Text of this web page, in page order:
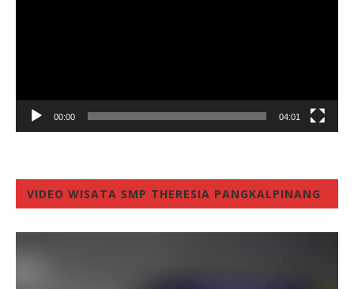
00:00 04:01
VIDEO WISATA SMP THERESIA PANGKALPINANG